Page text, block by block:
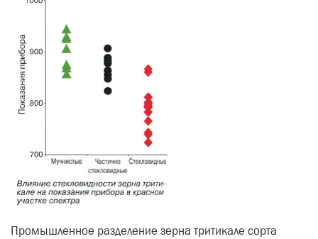
Промышленное разделение зерна тритикале сорта